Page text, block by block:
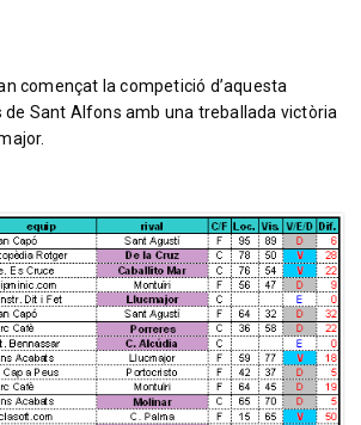
començat la competició d’aquesta
Sant Alfons amb una treballada victòria